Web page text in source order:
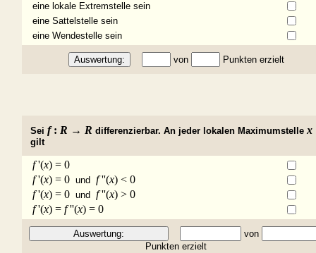
eine lokale Extremstelle sein
eine Sattelstelle sein
eine Wendestelle sein
von Punkten erzielt
Sei f: R → R differenzierbar. An jeder lokalen Maximumstellex
gilt
f'(x) = 0
f'(x) = 0und f''(x) < 0
f'(x) = 0und f''(x) > 0
f'(x) = f''(x) = 0
von
Punkten erzielt